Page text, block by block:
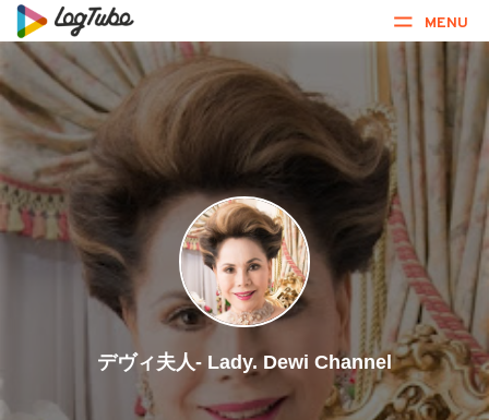
MENU
デヴィ夫人- Lady. Dewi Channel